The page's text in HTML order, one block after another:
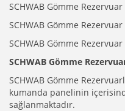
SCHWAB Gömme Rezervuar
SCHWAB Gömme
SCHWAB Gömme
SCHWAB Gömme
SCHWAB Gömme
kumanda panelinin
sağlanmaktadır.